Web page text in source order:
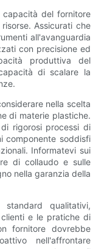
del fornitore
Assicurati che
all'avanguardia
con precisione ed
produttiva del
di scalare la
nella scelta
di materie plastiche.
rigorosi processi di
componente soddisfi
Informatevi sui
di collaudo e sulle
nella garanzia della
qualitativi,
e le pratiche di
fornitore dovrebbe
nell'affrontare